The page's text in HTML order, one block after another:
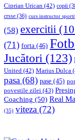
Ciprian Urican (42) copii
crsse (36) curs instructor
(58) exercitii
(71) forta (46)
Jucători (123)
United (42) Marius Dulca
pasa (68) pase (45)
povestile zilei (43)
Coaching (50) Real
(35) viteza (72)